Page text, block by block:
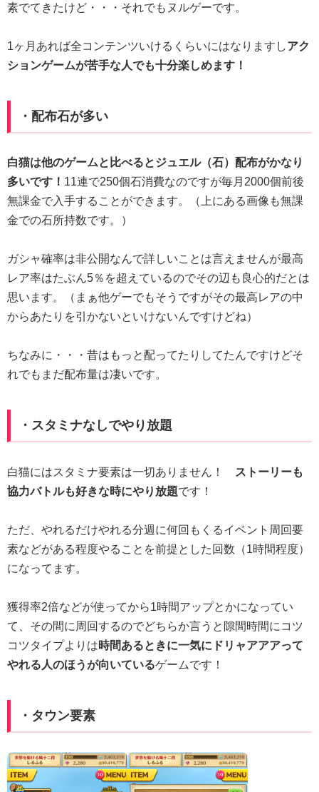
素でてきたけど・・・それでもヌルゲーです。
1ヶ月あれば全コンテンツいけるくらいにはなりますしアク
ションゲームが苦手な人でも十分楽しめます！
・配布石が多い
白猫は他のゲームと比べるとジュエル（石）配布がかなり
多いです！ 11連で250個石消費なのですが毎月2000個前後
無課金で入手することができます。（上にある画像も無課
金での石所持数です。）
ガシャ確率は非公開なんで詳しいことは言えませんが最高
レア率はたぶん5％を超えているのでその辺も良心的だとは
思います。（まぁ他ゲーでもそうですがその最高レアの中
からあたりを引かないといけないんですけどね）
ちなみに・・・昔はもっと配ってたりしてたんですけどそ
れでもまだ配布量は凄いです。
・スタミナなしでやり放題
白猫にはスタミナ要素は一切ありません！
ストーリーも
協力バトルも好きな時にやり放題です！
ただ、やれるだけやれる分週に何回もくるイベント周回要
素などがある程度やることを前提とした回数（1時間程度）
になってます。
獲得率2倍などが使ってから1時間アップとかになってい
て、その間に周回するのでどちらか言うと隙間時間にコツ
コツタイプよりは時間あるときに一気にドリャアアアって
やれる人のほうが向いているゲームです！
・タウン要素